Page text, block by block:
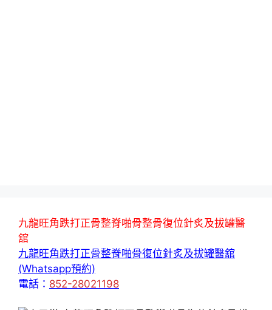
九龍旺角跌打正骨整脊啪骨整骨復位針炙及拔罐醫
舘
九龍旺角跌打正骨整脊啪骨復位針炙及拔罐醫舘
(Whatsapp預約)
電話： 852-28021198